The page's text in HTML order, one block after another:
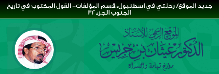
جديد الموقع/ رحلتي في اسطنبول،،قسم المؤلفات- القول المكتوب في تاريخ
الجنوب الجزء32